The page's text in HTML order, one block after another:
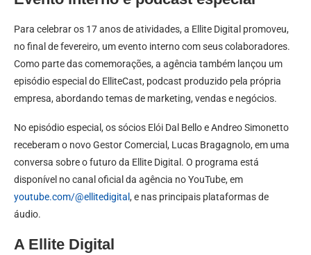
Para celebrar os 17 anos de atividades, a Ellite Digital promoveu,
no final de fevereiro, um evento interno com seus colaboradores.
Como parte das comemorações, a agência também lançou um
episódio especial do ElliteCast, podcast produzido pela própria
empresa, abordando temas de marketing, vendas e negócios.
No episódio especial, os sócios Elói Dal Bello e Andreo Simonetto
receberam o novo Gestor Comercial, Lucas Bragagnolo, em uma
conversa sobre o futuro da Ellite Digital. O programa está
disponível no canal oficial da agência no YouTube, em
youtube.com/@ellitedigital , e nas principais plataformas de
áudio.
A Ellite Digital